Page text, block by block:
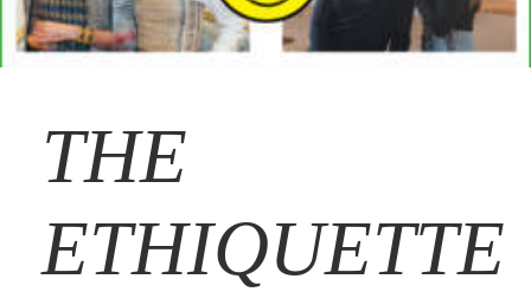
THE
ETHIQUETTE